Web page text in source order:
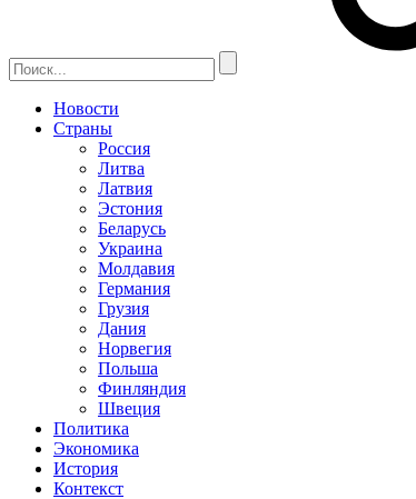
Новости
Страны
Россия
Литва
Латвия
Эстония
Беларусь
Украина
Молдавия
Германия
Грузия
Дания
Норвегия
Польша
Финляндия
Швеция
Политика
Экономика
История
Контекст